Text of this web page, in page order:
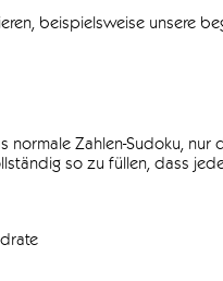
beispielsweise unsere
normale Zahlen-Sudoku,
so zu füllen, dass